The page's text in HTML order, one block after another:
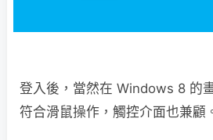
登入後，當然在 Windows 8 的
符合滑鼠操作，觸控介面也兼顧